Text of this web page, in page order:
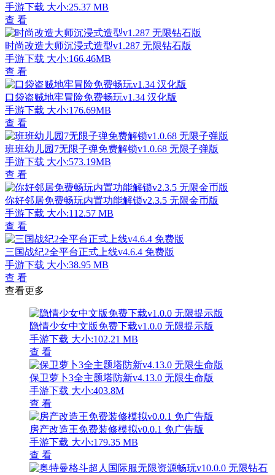
手游下载 大小:25.37 MB
查 看
时尚改造大师沉浸式造型v1.287 无限钻石版
手游下载 大小:166.46MB
查 看
口袋盗贼地牢冒险免费畅玩v1.34 汉化版
手游下载 大小:176.69MB
查 看
班班幼儿园7无限子弹免费解锁v1.0.68 无限子弹版
手游下载 大小:573.19MB
查 看
你好邻居免费畅玩内置功能解锁v2.3.5 无限金币版
手游下载 大小:112.57 MB
查 看
三国战纪2全平台正式上线v4.6.4 免费版
手游下载 大小:38.95 MB
查 看
查看更多
隐情少女中文版免费下载v1.0.0 无限提示版
手游下载 大小:102.21 MB
查 看
保卫萝卜3全主题塔防新v4.13.0 无限生命版
手游下载 大小:403.8M
查 看
房产改造王免费装修模拟v0.0.1 免广告版
手游下载 大小:179.35 MB
查 看